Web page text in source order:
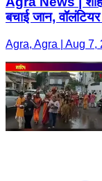
बचाई जान, वॉलंटियर
Agra, Agra | Aug 7,